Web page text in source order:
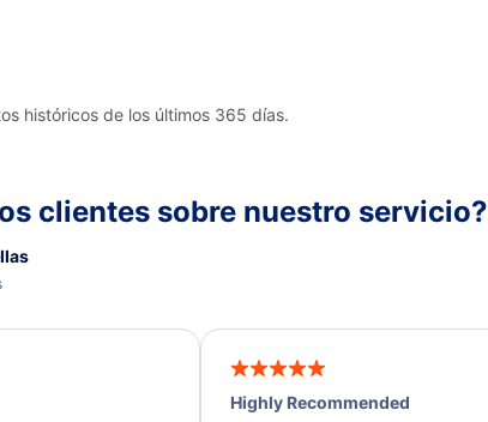
históricos de los últimos 365 días.
clientes sobre nuestro servicio?
Highly Recommended